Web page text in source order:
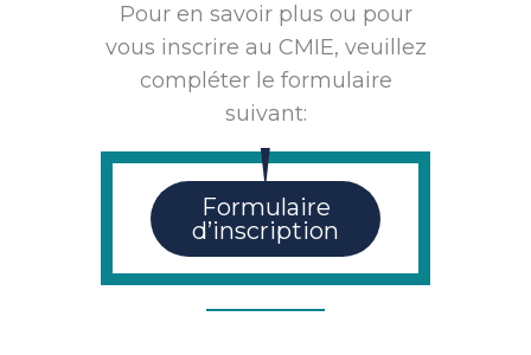
Pour en savoir plus ou pour
vous inscrire au CMIE, veuillez
compléter le formulaire
suivant:
Formulaire
d’inscription